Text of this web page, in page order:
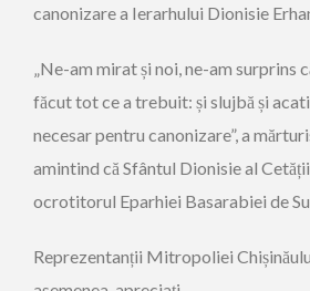
canonizare a Ierarhului Dionisie
„Ne-am mirat și noi, ne-am surprins
făcut tot ce a trebuit: și slujbă și
necesar pentru canonizare”, a
amintind că Sfântul Dionisie al
ocrotitorul Eparhiei Basarabiei de
Reprezentanții Mitropoliei